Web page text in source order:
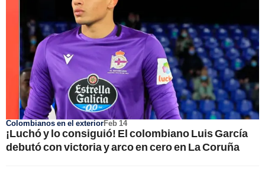
Colombianos en el exteriorFeb 14
¡Luchó y lo consiguió! El colombiano Luis García
debutó con victoria y arco en cero en La Coruña